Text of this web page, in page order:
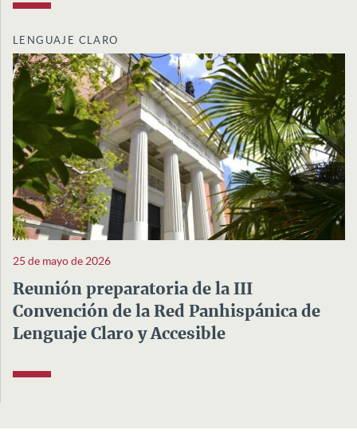
LENGUAJE CLARO
25 de mayo de 2026
Reunión preparatoria de la III
Convención de la Red Panhispánica de
Lenguaje Claro y Accesible